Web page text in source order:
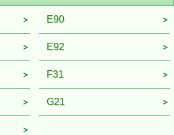
E90
E92
F31
G21